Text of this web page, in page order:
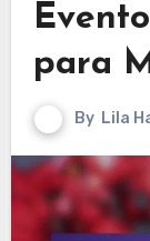
para
By Lila